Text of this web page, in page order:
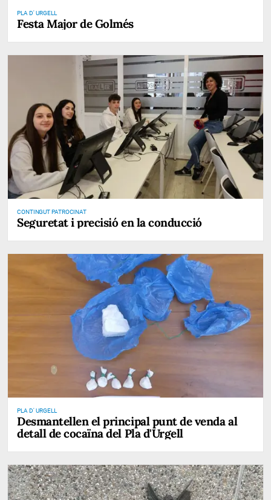
PLA D' URGELL
Festa Major de Golmés
CONTINGUT PATROCINAT
Seguretat i precisió en la conducció
PLA D' URGELL
Desmantellen el principal punt de venda al
detall de cocaïna del Pla d'Urgell